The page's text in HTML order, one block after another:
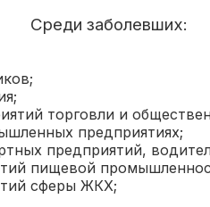
Среди заболевших:
торговли и
предприятиях;
предприятий,
пищевой
сферы ЖКХ;